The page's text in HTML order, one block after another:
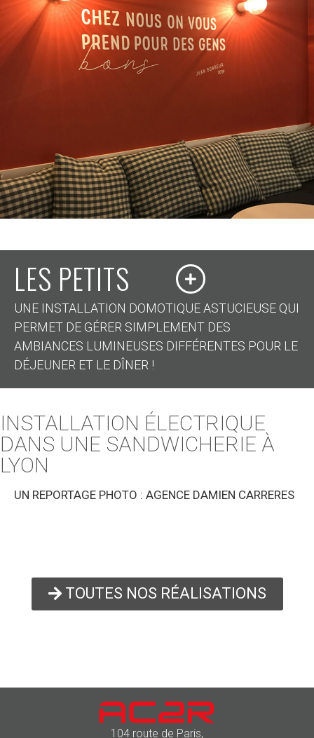
LES PETITS
UNE INSTALLATION DOMOTIQUE ASTUCIEUSE QUI
PERMET DE GÉRER SIMPLEMENT DES
AMBIANCES LUMINEUSES DIFFÉRENTES POUR LE
DÉJEUNER ET LE DÎNER !
INSTALLATION ÉLECTRIQUE
DANS UNE SANDWICHERIE À
LYON
UN REPORTAGE PHOTO : AGENCE DAMIEN CARRERES
TOUTES NOS RÉALISATIONS
104 route de Paris,